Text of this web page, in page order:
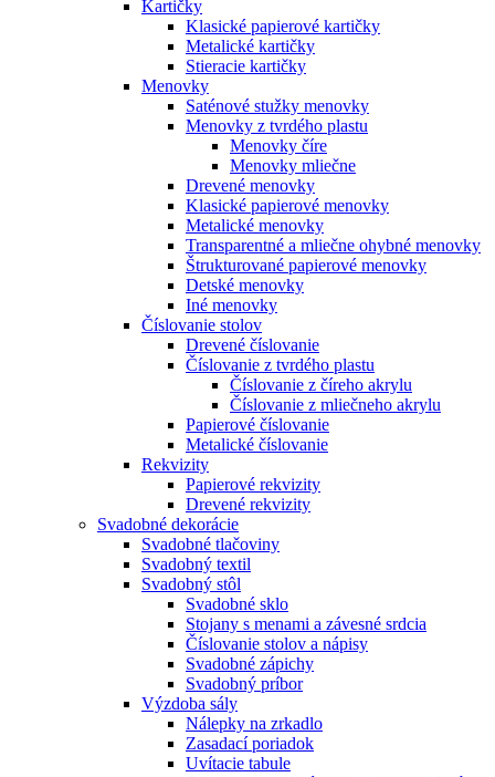
Kartičky
Klasické papierové kartičky
Metalické kartičky
Stieracie kartičky
Menovky
Saténové stužky menovky
Menovky z tvrdého plastu
Menovky číre
Menovky mliečne
Drevené menovky
Klasické papierové menovky
Metalické menovky
Transparentné a mliečne ohybné menovky
Štrukturované papierové menovky
Detské menovky
Iné menovky
Číslovanie stolov
Drevené číslovanie
Číslovanie z tvrdého plastu
Číslovanie z číreho akrylu
Číslovanie z mliečneho akrylu
Papierové číslovanie
Metalické číslovanie
Rekvizity
Papierové rekvizity
Drevené rekvizity
Svadobné dekorácie
Svadobné tlačoviny
Svadobný textil
Svadobný stôl
Svadobné sklo
Stojany s menami a závesné srdcia
Číslovanie stolov a nápisy
Svadobné zápichy
Svadobný príbor
Výzdoba sály
Nálepky na zrkadlo
Zasadací poriadok
Uvítacie tabule